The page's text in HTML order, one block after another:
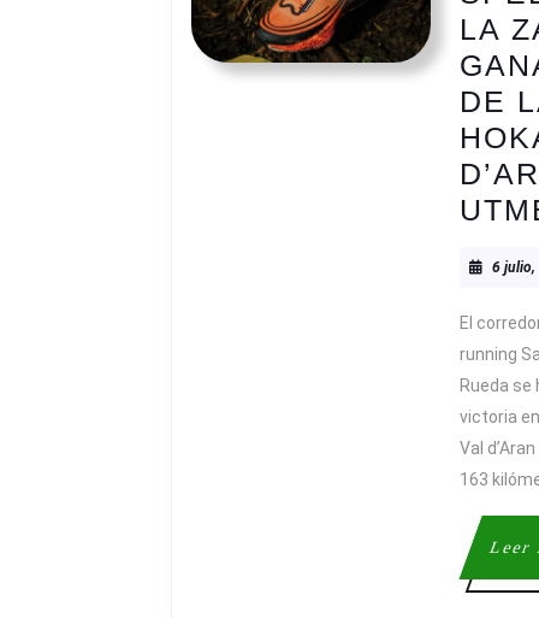
LA
DE
6 julio,
El
running
Rueda se
victoria
Val
163
Leer